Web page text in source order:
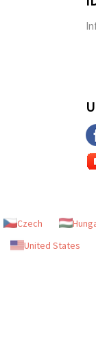
Czech
United States